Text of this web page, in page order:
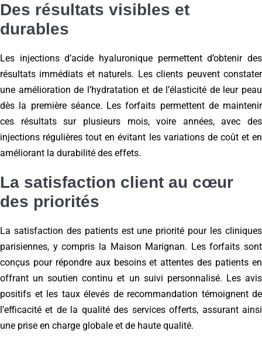
Des résultats visibles et
durables
Les injections d’acide hyaluronique permettent d’obtenir des
résultats immédiats et naturels. Les clients peuvent constater
une amélioration de l’hydratation et de l’élasticité de leur peau
dès la première séance. Les forfaits permettent de maintenir
ces résultats sur plusieurs mois, voire années, avec des
injections régulières tout en évitant les variations de coût et en
améliorant la durabilité des effets.
La satisfaction client au cœur
des priorités
La satisfaction des patients est une priorité pour les cliniques
parisiennes, y compris la Maison Marignan. Les forfaits sont
conçus pour répondre aux besoins et attentes des patients en
offrant un soutien continu et un suivi personnalisé. Les avis
positifs et les taux élevés de recommandation témoignent de
l’efficacité et de la qualité des services offerts, assurant ainsi
une prise en charge globale et de haute qualité.